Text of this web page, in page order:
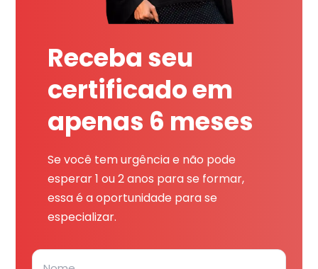
Receba seu
certificado em
apenas 6 meses
Se você tem urgência e não pode
esperar 1 ou 2 anos para se formar,
essa é a oportunidade para se
especializar.